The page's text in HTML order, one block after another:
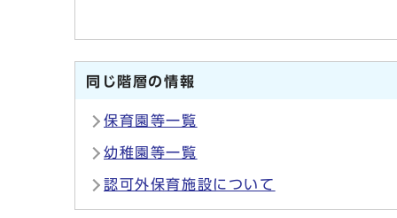
同じ階層の情報
保育園等一覧
幼稚園等一覧
認可外保育施設について